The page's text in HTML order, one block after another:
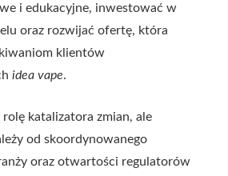
i edukacyjne, inwestować w
oraz rozwijać ofertę, która
klientów
idea vape.
katalizatora zmian, ale
od skoordynowanego
oraz otwartości regulatorów